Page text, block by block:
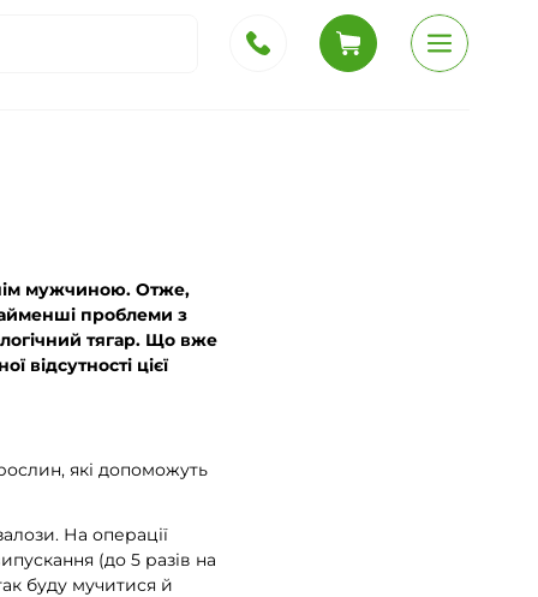
мужчиною. Отже,
проблеми з
тягар. Що вже
цієї
які допоможуть
На операції
(до 5 разів на
буду мучитися й